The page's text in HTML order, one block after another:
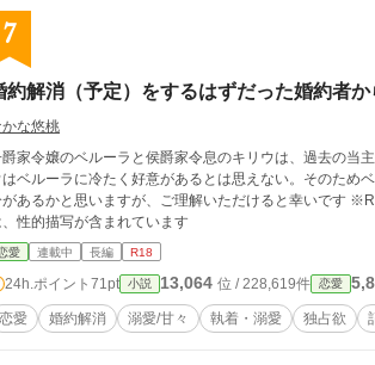
7
約解消（予定）をするはずだった婚約者
な悠桃
家令嬢のベルーラと侯爵家令息のキリウは、過去の当
ベルーラに冷たく好意があるとは思えない。そのためベルー
があるかと思いますが、ご理解いただけると幸いです
性的描写が含まれています
愛 連載中 長編 R18
24h.ポイント 71pt 小説 13,064 位 / 228,619件 恋愛
恋愛 婚約解消 溺愛/甘々 執着・溺愛 独占欲